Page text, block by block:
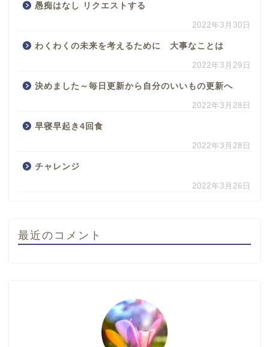
愚痴はなし リクエストする
2022年3月30日
わくわくの未来を考えるために 大事なことは
2022年3月29日
決めました～毎日更新から自分のいいもの更新へ
2022年3月28日
早寝早起き4回食
2022年3月28日
チャレンジ
2022年3月26日
最近のコメント